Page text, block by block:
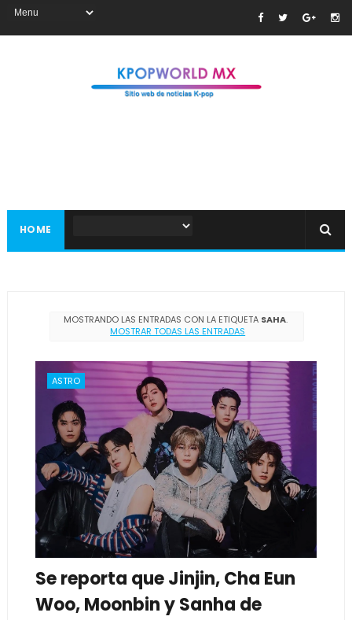
HOME
MOSTRANDO LAS ENTRADAS CON LA ETIQUETA SAHA.
MOSTRAR TODAS LAS ENTRADAS
ASTRO
Se reporta que Jinjin, Cha Eun
Woo, Moonbin y Sanha de